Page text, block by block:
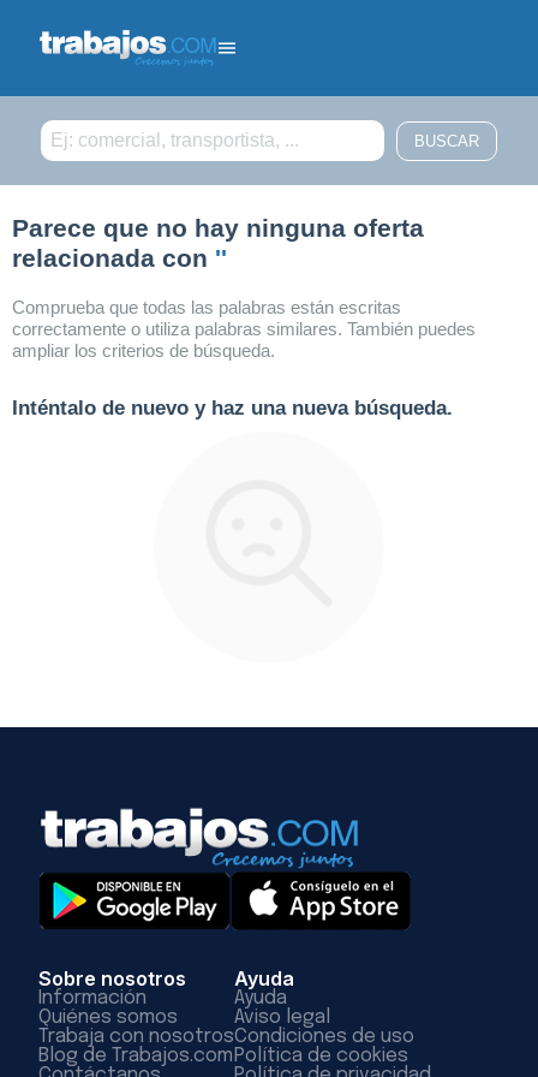
Parece que no hay ninguna oferta
relacionada con ''
Comprueba que todas las palabras están escritas
correctamente o utiliza palabras similares. También puedes
ampliar los criterios de búsqueda.
Inténtalo de nuevo y haz una nueva búsqueda.
Sobre nosotros
Información
Quiénes somos
Trabaja con nosotros
Blog de Trabajos.com
Ayuda
Ayuda
Aviso legal
Condiciones de uso
Política de cookies